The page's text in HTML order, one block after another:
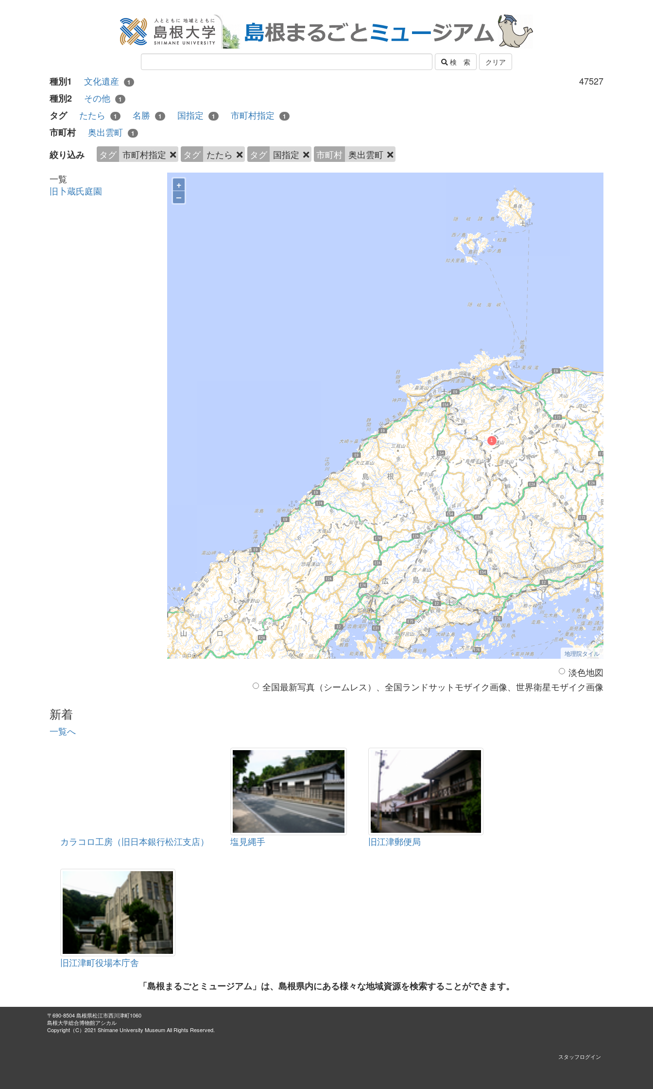
検 索 クリア
47527
種別1 文化遺産 1
種別2 その他 1
タグ たたら 1 名勝 1 国指定 1 市町村指定 1
市町村 奥出雲町 1
絞り込み タグ 市町村指定 タグ たたら タグ 国指定 市町村 奥出雲町
一覧
旧卜蔵氏庭園
+
–
地理院タイル
淡色地図
全国最新写真（シームレス）、全国ランドサットモザイク画像、世界衛星モザイク画像
新着
一覧へ
カラコロ工房（旧日本銀行松江支店） 塩見縄手 旧江津郵便局
旧江津町役場本庁舎
「島根まるごとミュージアム」は、島根県内にある様々な地域資源を検索することができます。
〒690-8504 島根県松江市西川津町1060
島根大学総合博物館アシカル
Copyright（C）2021 Shimane University Museum All Rights Reserved.
スタッフログイン